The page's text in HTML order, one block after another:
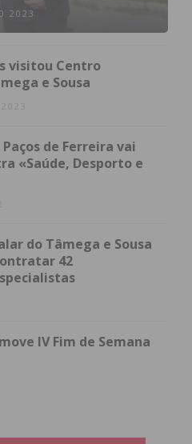
2023
visitou Centro
e Sousa
de Ferreira vai
«Saúde, Desporto e
do Tâmega e Sousa
42
IV Fim de Semana